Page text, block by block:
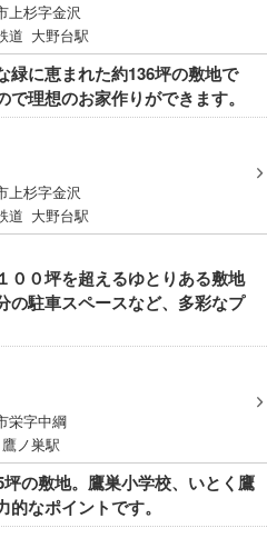
上杉字金沢
道 大野台駅
緑に恵まれた約136坪の敷地で
理想のお家作りができます。
上杉字金沢
道 大野台駅
００坪を超えるゆとりある敷地
の駐車スペースなど、多彩なプ
栄字中綱
鷹ノ巣駅
坪の敷地。鷹巣小学校、いとく鷹
なポイントです。